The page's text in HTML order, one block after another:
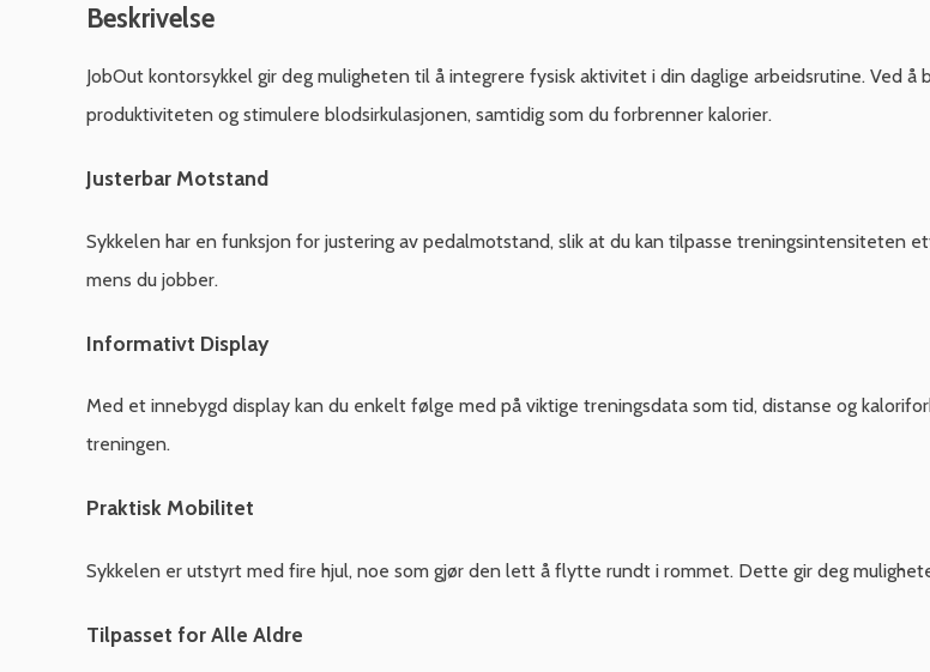
Beskrivelse
JobOut kontorsykkel gir deg muligheten til å integrere fysisk aktivitet i din daglige arbeidsrutine. Ved
produktiviteten og stimulere blodsirkulasjonen, samtidig som du forbrenner kalorier.
Justerbar Motstand
Sykkelen har en funksjon for justering av pedalmotstand, slik at du kan tilpasse treningsintensiteten
mens du jobber.
Informativt Display
Med et innebygd display kan du enkelt følge med på viktige treningsdata som tid, distanse og
treningen.
Praktisk Mobilitet
Sykkelen er utstyrt med fire hjul, noe som gjør den lett å flytte rundt i rommet. Dette gir deg
Tilpasset for Alle Aldre